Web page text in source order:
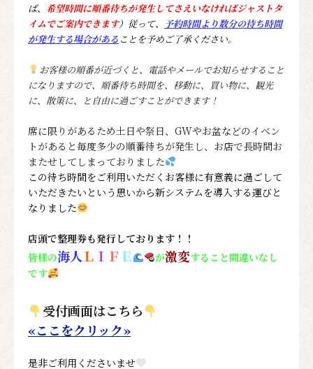
ば、 希望時間に順番待ちが発生してさえいなければジャストタ
イムでご案内できます）従って、
予約時間より数分の待ち時間
が発生する場合がある ことを予めご了承ください。
お客様の順番が近づくと、電話やメールでお知らせすること
になりますので、順番待ち時間を、移動に、買い物に、観光
に、散策に、と自由に過ごすことができます！
席に限りがあるため土日や祭日、GWやお盆などのイベン
トがあると毎度多少の順番待ちが発生し、お店で長時間お
またせしてしまっておりました
この待ち時間をご利用いただくお客様に有意義に過ごして
いただきたいという思いから新システムを導入する運びと
なりました
店頭で整理券も発行しております！！
皆様の海人Ｌ Ｉ ＦＥ が激変すること間違いなし
です
受付画面はこちら
«ここをクリック»
是非ご利用くださいませ